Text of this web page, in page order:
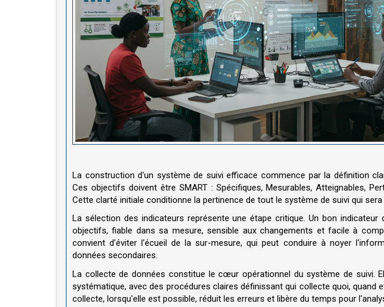
La construction d'un système de suivi efficace commence par la définition
Ces objectifs doivent être SMART : Spécifiques, Mesurables, Atteignables,
Cette clarté initiale conditionne la pertinence de tout le système de suivi qui sera
La sélection des indicateurs représente une étape critique. Un bon
objectifs, fiable dans sa mesure, sensible aux changements et facile à
convient d'éviter l'écueil de la sur-mesure, qui peut conduire à noyer
données secondaires.
La collecte de données constitue le cœur opérationnel du système de suivi.
systématique, avec des procédures claires définissant qui collecte quoi, quand
collecte, lorsqu'elle est possible, réduit les erreurs et libère du temps pour